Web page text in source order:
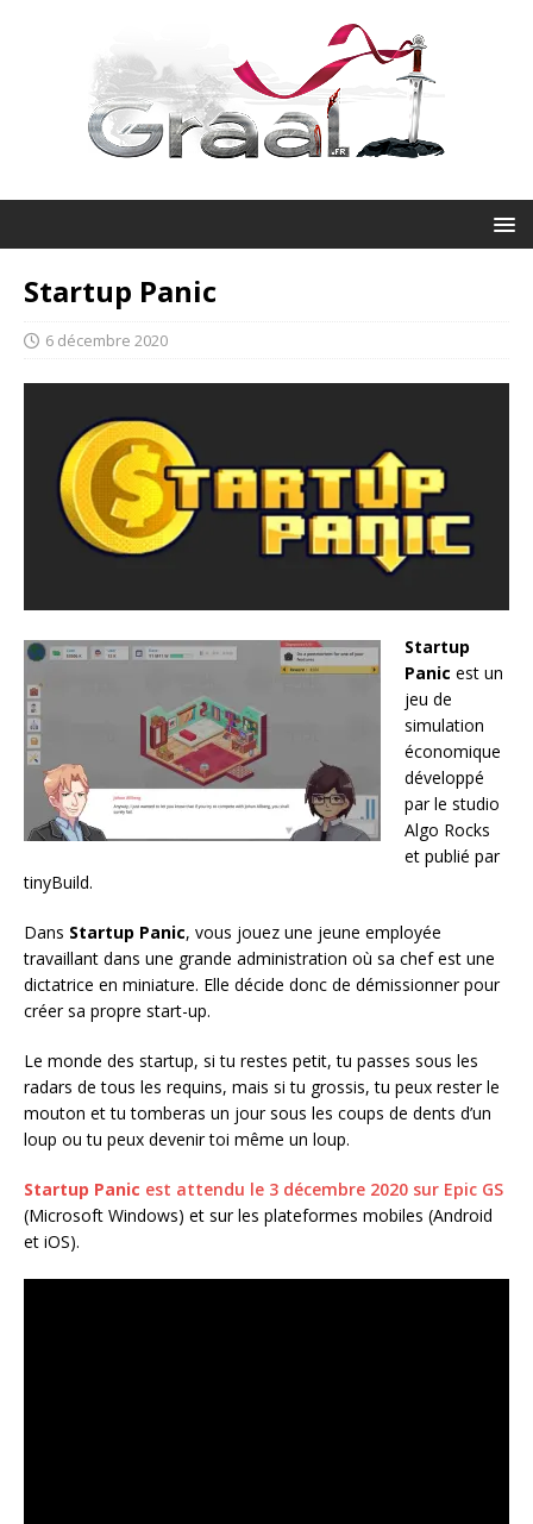
Startup Panic
6 décembre 2020
Startup
Panic est un
jeu de
simulation
économique
développé
par le studio
Algo Rocks
et publié par
tinyBuild.
Dans Startup Panic, vous jouez une jeune employée
travaillant dans une grande administration où sa chef est une
dictatrice en miniature. Elle décide donc de démissionner pour
créer sa propre start-up.
Le monde des startup, si tu restes petit, tu passes sous les
radars de tous les requins, mais si tu grossis, tu peux rester le
mouton et tu tomberas un jour sous les coups de dents d’un
loup ou tu peux devenir toi même un loup.
Startup Panic est attendu le 3 décembre 2020 sur Epic GS
(Microsoft Windows) et sur les plateformes mobiles (Android
et iOS).